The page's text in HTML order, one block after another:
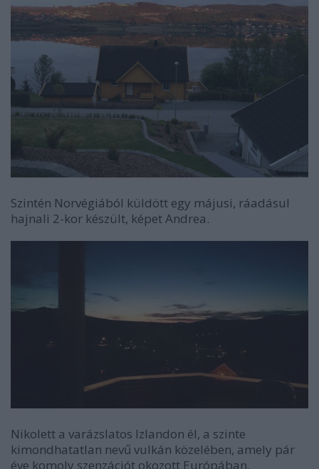
Szintén Norvégiából küldött egy májusi, ráadásul
hajnali 2-kor készült, képet Andrea.
Nikolett a varázslatos Izlandon él, a szinte
kimondhatatlan nevű vulkán közelében, amely pár
éve komoly szenzációt okozott Európában.